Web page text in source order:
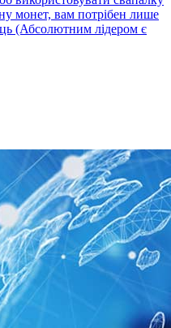
монет, вам потрібен лише
(Абсолютним лідером є